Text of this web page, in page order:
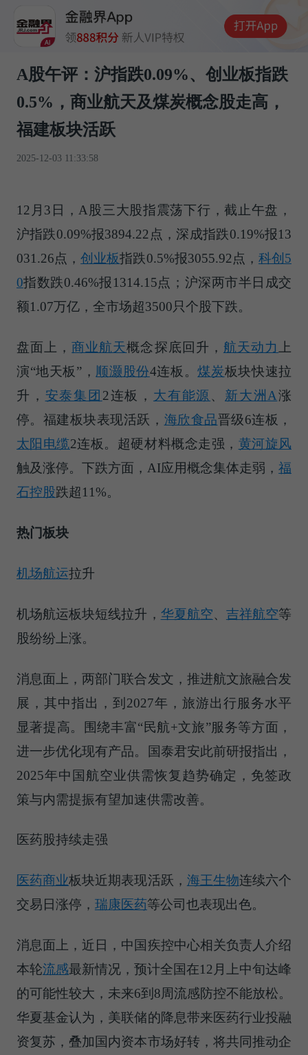
A股午评：沪指跌0.09%、创业板指跌
0.5%，商业航天及煤炭概念股走高，
福建板块活跃
2025-12-03 11:33:58
12月3日，A股三大股指震荡下行，截止午盘，
沪指跌0.09%报3894.22点，深成指跌0.19%报13
031.26点，创业板指跌0.5%报3055.92点， 科创5
0指数跌0.46%报1314.15点；沪深两市半日成交
额1.07万亿，全市场超3500只个股下跌。
盘面上，商业航天概念探底回升， 航天动力
上
演“地天板”， 顺灏股份4连板。煤炭板块快速拉
升， 安泰集团 2连板， 大有能源 、 新大洲A涨
停。福建板块表现活跃， 海欣食品晋级6连板，
太阳电缆2连板。超硬材料概念走强， 黄河旋风
触及涨停。下跌方面，AI应用概念集体走弱，福
石控股跌超11%。
热门板块
机场航运拉升
机场航运板块短线拉升， 华夏航空、 吉祥航空等
股纷纷上涨。
消息面上，两部门联合发文，推进航文旅融合发
展，其中指出，到2027年，旅游出行服务水平
显著提高。围绕丰富“民航+文旅”服务等方面，
进一步优化现有产品。国泰君安此前研报指出，
2025年中国航空业供需恢复趋势确定，免签政
策与内需提振有望加速供需改善。
医药股持续走强
医药商业板块近期表现活跃， 海王生物连续六个
交易日涨停， 瑞康医药等公司也表现出色。
消息面上，近日，中国疾控中心相关负责人介绍
本轮流感最新情况，预计全国在12月上中旬达峰
的可能性较大，未来6到8周流感防控不能放松。
华夏基金认为，美联储的降息带来医药行业投融
资复苏，叠加国内资本市场好转，将共同推动企